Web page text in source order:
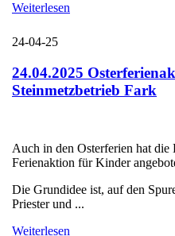
Weiterlesen
24-04-25
24.04.2025
Steinmetzbetrieb Fark
Auch in den Osterferien hat
Ferienaktion für Kinder
Die Grundidee ist, auf den
Priester und ...
Weiterlesen